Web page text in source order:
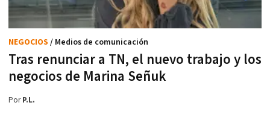
Tras renunciar a TN, el nuevo trabajo y los
negocios de Marina Señuk
NEGOCIOS / Medios de comunicación
PorP.L.